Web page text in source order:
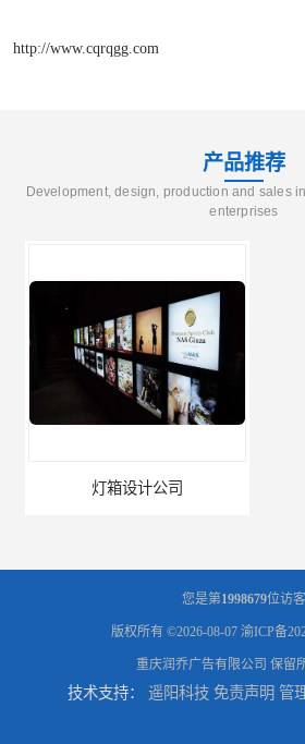
http://www.cqrqgg.com
产品推荐
Development, design, production and sales
enterprises
灯箱设计公司
您是第1998679位访客
版权所有 ©2026-08-07 渝ICP备
重庆润乔广告有限公司 保留
技术支持： 遥阳科技 免责声明 管